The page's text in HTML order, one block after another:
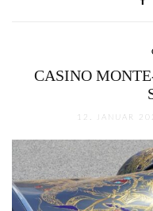
CASINO
12. JANUAR